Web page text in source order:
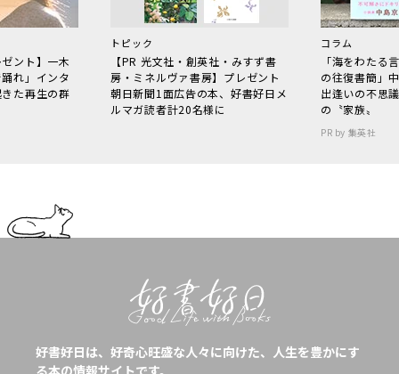
ント】一木
れ」インタ
た再生の群
トピック
【PR 光文社・創英社・みすず書
房・ミネルヴァ書房】プレゼント
朝日新聞1面広告の本、好書好日メ
ルマガ読者計20名様に
コラム
「海をわた
の往復書簡」
出逢いの不思
の〝家族〟
PR by 集英社
好書好日は、好奇心旺盛な人々に向けた、人生を豊かにす
る本の情報サイトです。